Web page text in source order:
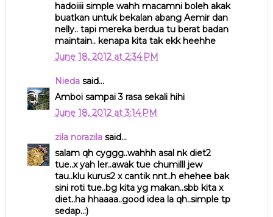
hadoiiii simple wahh macamni boleh akak
buatkan untuk bekalan abang Aemir dan
nelly.. tapi mereka berdua tu berat badan
maintain.. kenapa kita tak ekk heehhe
June 18, 2012 at 2:34 PM
Niedasaid...
Amboi sampai 3 rasa sekali hihi
June 18, 2012 at 3:14 PM
zila norazilasaid...
salam qh cyggg..wahhh asal nk diet2
tue..x yah ler..awak tue chumilll jew
tau..klu kurus2 x cantik nnt..h ehehee bak
sini roti tue..bg kita yg makan..sbb kita x
diet..ha hhaaaa..good idea la qh..simple tp
sedap..:)